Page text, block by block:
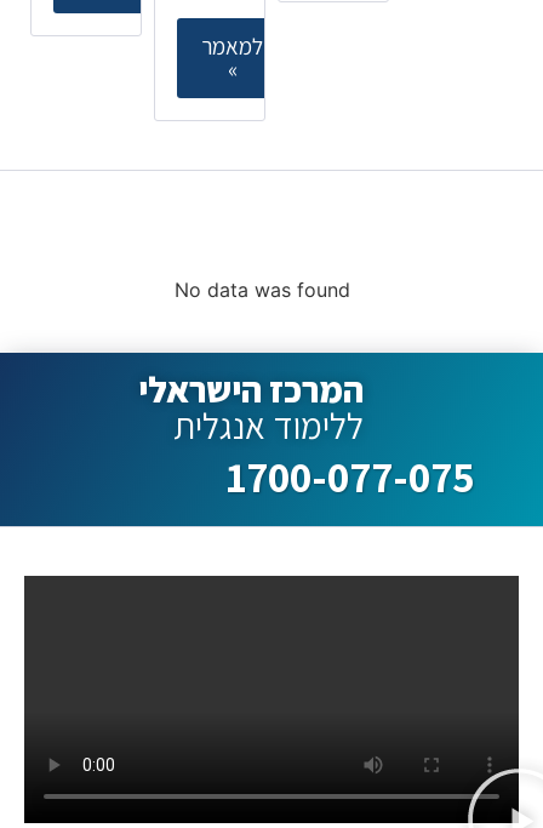
למאמר
»
No data was found
המרכז הישראלי
ללימוד אנגלית
1700-077-075